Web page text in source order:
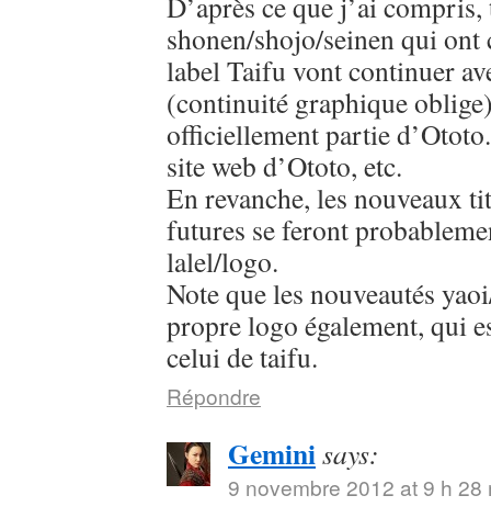
shonen/shojo/seinen qui ont
label Taifu vont continuer
(continuité graphique
officiellement partie
site web d’Ototo, etc.
En revanche, les nouveaux
futures se feront
lalel/logo.
Note que les nouveautés
propre logo également, qui
celui de taifu.
Répondre
Geminisays:
9 novembre 2012 at 9 h 28